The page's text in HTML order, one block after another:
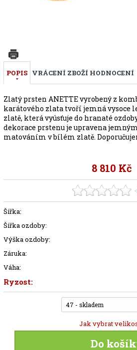
POPIS VRÁCENÍ ZBOŽÍ HODNOCENÍ
Zlatý prsten ANETTE vyrobený z
karátového zlata tvoří jemná vysoce
zlatě, která vyúsťuje do hranaté
dekorace prstenu je upravena
matováním v bílém zlatě.
8 810 Kč
Šířka:
Šířka ozdoby:
Výška ozdoby:
Záruka:
Váha:
Ryzost:
47 - skladem
Jak vybrat
Do